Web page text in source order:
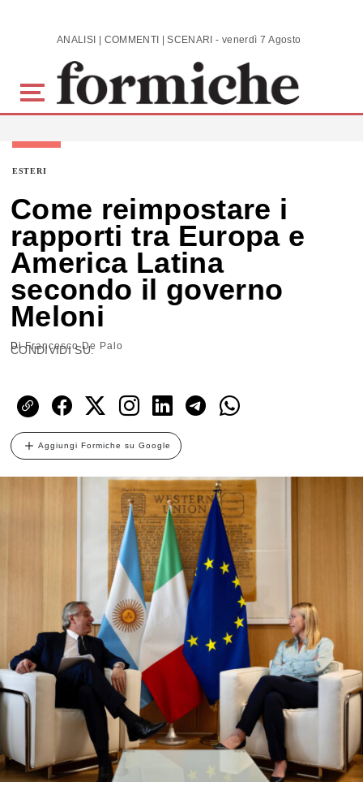
Skip to main content ANALISI | COMMENTI | SCENARI - venerdì 7 Agosto 2026
ESTERI
Come reimpostare i
rapporti tra Europa e
America Latina
secondo il governo
Meloni
DiFrancesco De Palo
CONDIVIDI SU:
Aggiungi Formiche su Google